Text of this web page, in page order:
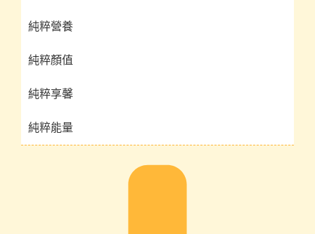
純粹營養
純粹顏值
純粹享馨
純粹能量